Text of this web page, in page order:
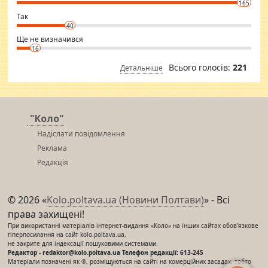
club.
⇒ sakshimirchandani.com
165
Так
40
Ще не визначився
16
Детальніше Всього голосів: 221
"Коло"
Надіслати повідомлення
Реклама
Редакція
© 2026 «Kolo.poltava.ua (Новини Полтави)» - Всі
права захищені!
При використанні матеріалів інтернет-видання «Коло» на інших сайтах обов’язкове
гіперпосилання на сайт kolo.poltava.ua,
не закрите для індексації пошуковими системами.
Редактор - redaktor@kolo.poltava.ua Телефон редакції: 613-245
Матеріали позначені як ®, розміщуються на сайті на комерційних засадах, тобто